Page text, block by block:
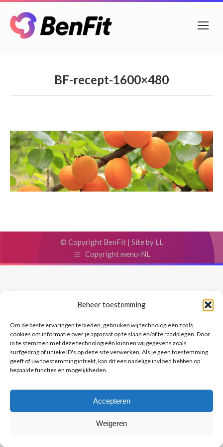
Beheer toestemming
Om de beste ervaringen te bieden, gebruiken wij technologieën zoals
cookies om informatie over je apparaat op te slaan en/of te raadplegen. Door
in te stemmen met deze technologieën kunnen wij gegevens zoals
surfgedrag of unieke ID's op deze site verwerken. Als je geen toestemming
geeft of uw toestemming intrekt, kan dit een nadelige invloed hebben op
bepaalde functies en mogelijkheden.
Accepteren
Weigeren
BF-recept-1600×480
© Copyright BenFit | Site by LL
Copyright menu-NL